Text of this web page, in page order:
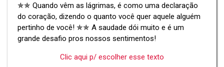
✯✯ Quando vêm as lágrimas, é como uma declaração
do coração, dizendo o quanto você quer aquele alguém
pertinho de você! ✯✯ A saudade dói muito e é um
grande desafio pros nossos sentimentos!
Clic aqui p/ escolher esse texto